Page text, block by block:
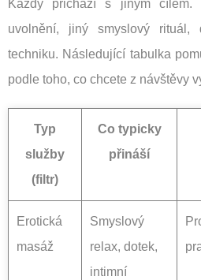
Každý přichází s jiným cílem.
uvolnění, jiný smyslový rituál,
techniku. Následující tabulka
podle toho, co chcete z návštěvy
Typ
služby
(filtr)
Co typicky
přináší
Erotická
masáž
Smyslový
relax, dotek,
intimní